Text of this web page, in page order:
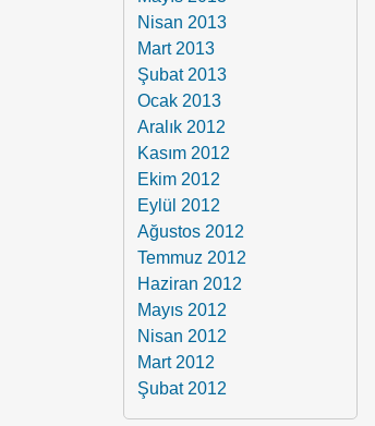
Nisan 2013
Mart 2013
Şubat 2013
Ocak 2013
Aralık 2012
Kasım 2012
Ekim 2012
Eylül 2012
Ağustos 2012
Temmuz 2012
Haziran 2012
Mayıs 2012
Nisan 2012
Mart 2012
Şubat 2012